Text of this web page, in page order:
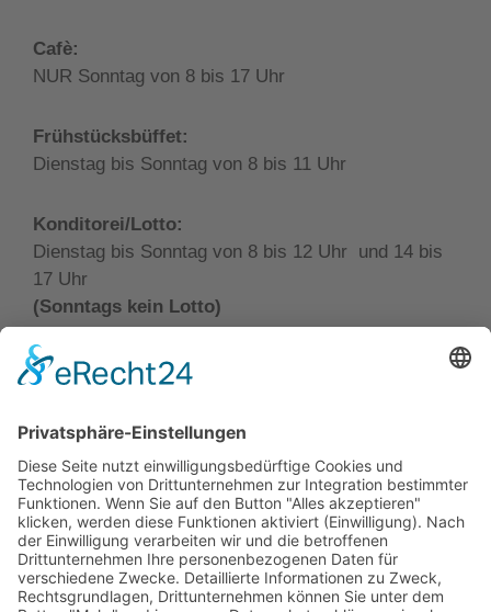
Cafè:
NUR Sonntag von 8 bis 17 Uhr
Frühstücksbüffet:
Dienstag bis Sonntag von 8 bis 11 Uhr
Konditorei/Lotto:
Dienstag bis Sonntag von 8 bis 12 Uhr und 14 bis
17 Uhr
(Sonntags kein Lotto)